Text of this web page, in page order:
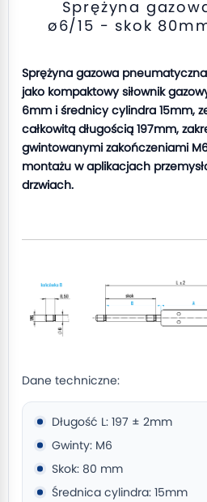
Sprężyna
ø6/15 - skok
Sprężyna gazowa
jako kompaktowy siłownik
6mm i średnicy cylindra 15mm,
całkowitą długością 197mm,
gwintowanymi zakończeniami
montażu w aplikacjach
drzwiach.
Dane techniczne:
Długość L: 197 ± 2mm
Gwinty: M6
Skok: 80 mm
Średnica cylindra: 15mm